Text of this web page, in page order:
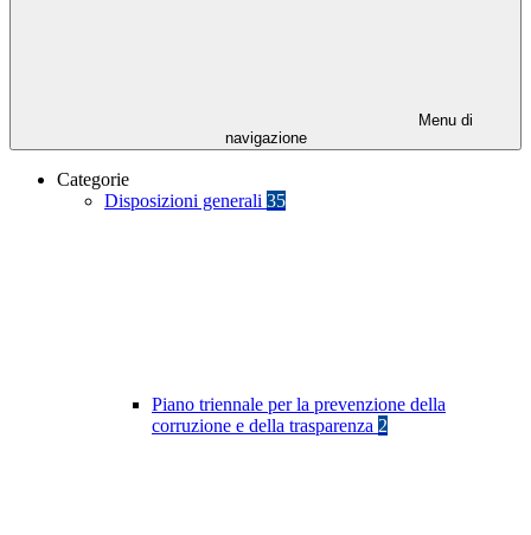
Menu di
navigazione
Categorie
Disposizioni generali 35
Piano triennale per la prevenzione della
corruzione e della trasparenza 2